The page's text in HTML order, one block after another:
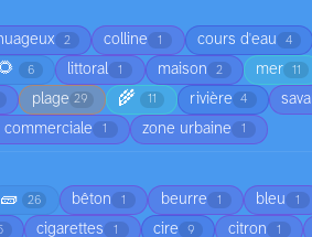
2 colline 1 cours d'eau 4
6 littoral 1 maison 2 mer 11
plage 29 🌾 11 rivière 4
commerciale 1 zone urbaine 1
🧱 26 bêton 1 beurre 1 bleu 1
cigarettes 1 cire 9 citron 1